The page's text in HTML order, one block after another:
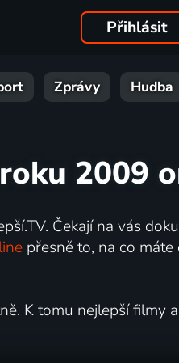
Přihlásit
Zprávy Hudba
2009
Čekají na vás
přesně to, na co máte
K tomu nejlepší filmy